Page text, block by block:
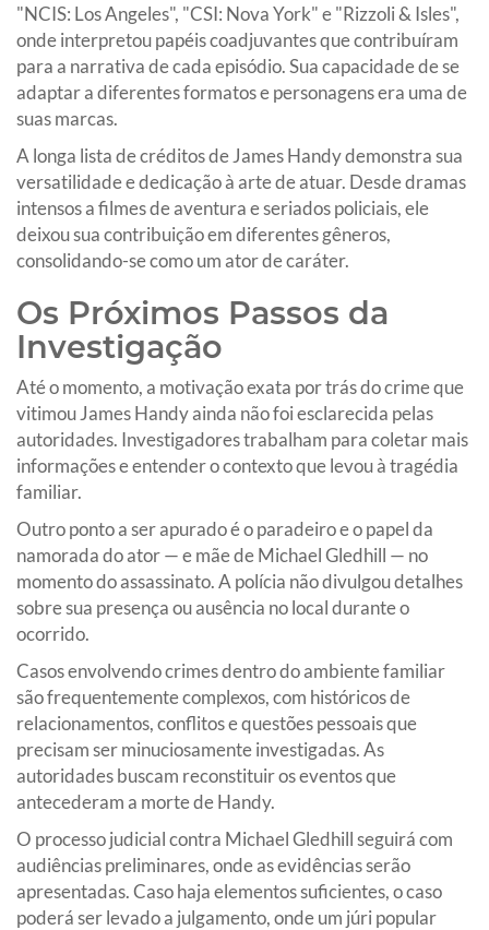
"NCIS: Los Angeles", "CSI: Nova York" e "Rizzoli & Isles",
onde interpretou papéis coadjuvantes que contribuíram
para a narrativa de cada episódio. Sua capacidade de se
adaptar a diferentes formatos e personagens era uma de
suas marcas.
A longa lista de créditos de James Handy demonstra sua
versatilidade e dedicação à arte de atuar. Desde dramas
intensos a filmes de aventura e seriados policiais, ele
deixou sua contribuição em diferentes gêneros,
consolidando-se como um ator de caráter.
Os Próximos Passos da
Investigação
Até o momento, a motivação exata por trás do crime que
vitimou James Handy ainda não foi esclarecida pelas
autoridades. Investigadores trabalham para coletar mais
informações e entender o contexto que levou à tragédia
familiar.
Outro ponto a ser apurado é o paradeiro e o papel da
namorada do ator — e mãe de Michael Gledhill — no
momento do assassinato. A polícia não divulgou detalhes
sobre sua presença ou ausência no local durante o
ocorrido.
Casos envolvendo crimes dentro do ambiente familiar
são frequentemente complexos, com históricos de
relacionamentos, conflitos e questões pessoais que
precisam ser minuciosamente investigadas. As
autoridades buscam reconstituir os eventos que
antecederam a morte de Handy.
O processo judicial contra Michael Gledhill seguirá com
audiências preliminares, onde as evidências serão
apresentadas. Caso haja elementos suficientes, o caso
poderá ser levado a julgamento, onde um júri popular